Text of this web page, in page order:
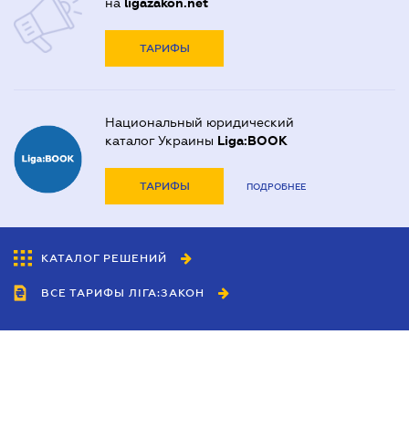
ТАРИФЫ
Национальный юридический
каталог Украины Liga:BOOK
ТАРИФЫ ПОДРОБНЕЕ
КАТАЛОГ РЕШЕНИЙ
ВСЕ ТАРИФЫ ЛІГА:ЗАКОН